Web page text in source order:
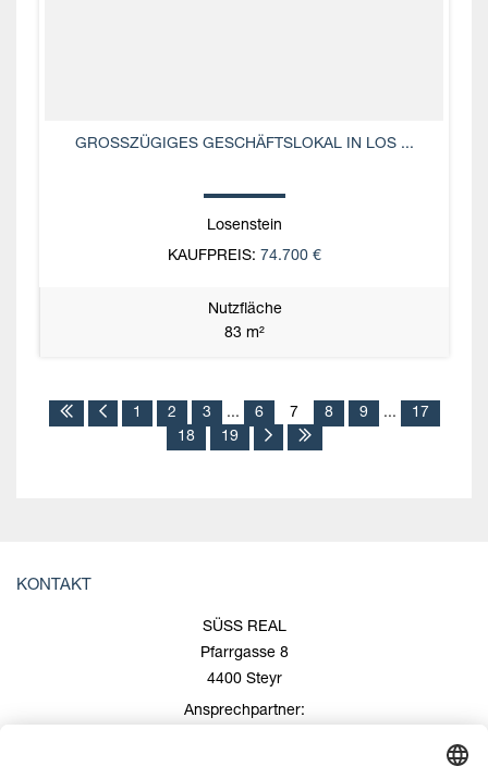
GROSSZÜGIGES GESCHÄFTSLOKAL IN LOS ...
Losenstein
KAUFPREIS: 74.700 €
Nutzfläche
83 m²
1 2 3 ... 6 7 8 9 ...
17
18
19
KONTAKT
SÜSS REAL
Pfarrgasse 8
4400 Steyr
Ansprechpartner: